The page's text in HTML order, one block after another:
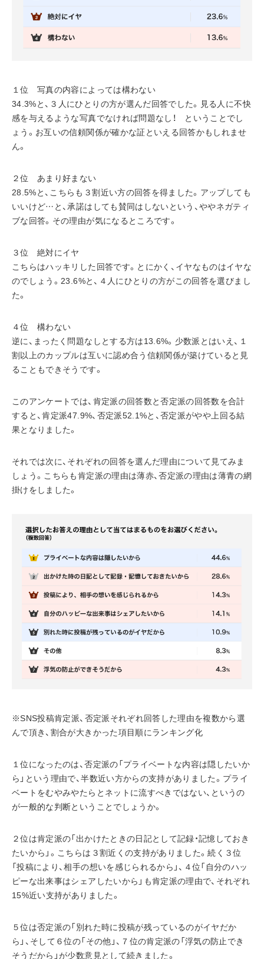
１位　写真の内容によっては構わない
34.3%と、３人にひとりの方が選んだ回答でした。見る人に不快
感を与えるような写真でなければ問題なし！　ということでし
ょう。お互いの信頼関係が確かな証といえる回答かもしれませ
ん。
２位　あまり好まない
28.5%と、こちらも３割近い方の回答を得ました。アップしても
いいけど…と、承諾はしても賛同はしないという、ややネガティ
ブな回答。その理由が気になるところです。
３位　絶対にイヤ
こちらはハッキリした回答です。とにかく、イヤなものはイヤな
のでしょう。23.6%と、４人にひとりの方がこの回答を選びまし
た。
４位　構わない
逆に、まったく問題なしとする方は13.6%。少数派とはいえ、１
割以上のカップルは互いに認め合う信頼関係が築けていると見
ることもできそうです。
このアンケートでは、肯定派の回答数と否定派の回答数を合計
すると、肯定派47.9%、否定派52.1%と、否定派がやや上回る結
果となりました。
それでは次に、それぞれの回答を選んだ理由について見てみま
しょう。こちらも肯定派の理由は薄赤、否定派の理由は薄青の網
掛けをしました。
※SNS投稿肯定派、否定派それぞれ回答した理由を複数から選
んで頂き、割合が大きかった項目順にランキング化
１位になったのは、否定派の「プライベートな内容は隠したいか
ら」という理由で、半数近い方からの支持がありました。プライ
ベートをむやみやたらとネットに流すべきではない、というの
が一般的な判断ということでしょうか。
２位は肯定派の「出かけたときの日記として記録・記憶しておき
たいから」。こちらは３割近くの支持がありました。続く３位
「投稿により、相手の想いを感じられるから」、４位「自分のハッ
ピーな出来事はシェアしたいから」も肯定派の理由で、それぞれ
15%近い支持がありました。
５位は否定派の「別れた時に投稿が残っているのがイヤだか
ら」、そして６位の「その他」、７位の肯定派の「浮気の防止でき
そうだから」が少数意見として続きました。